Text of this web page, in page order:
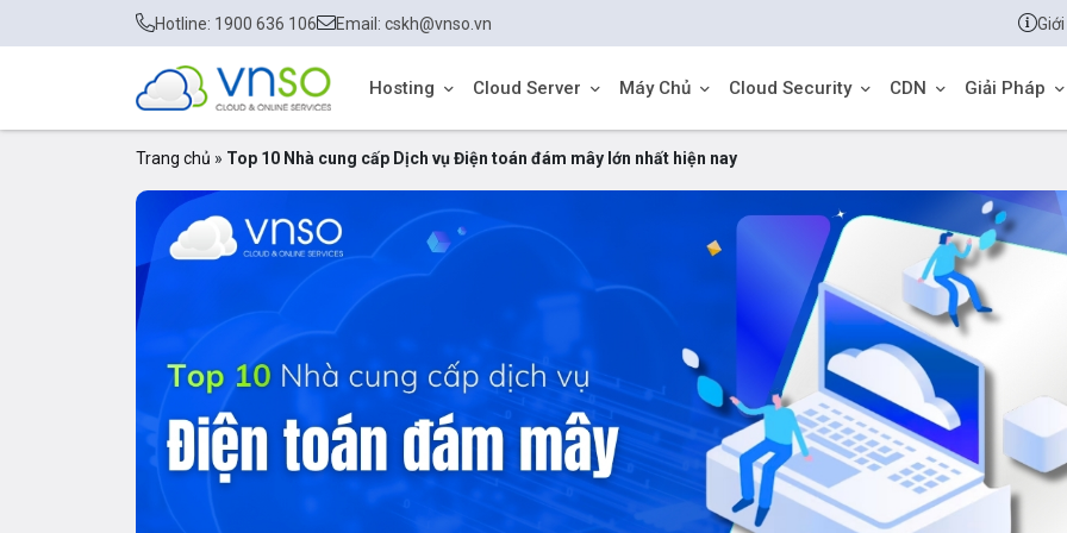
Hotline: 1900 636 106 Email: cskh@vnso.vn
Hosting Cloud Server Máy Chủ Cloud Security CDN Giải Pháp
Trang chủ » Top 10 Nhà cung cấp Dịch vụ Điện toán đám mây lớn nhất hiện nay